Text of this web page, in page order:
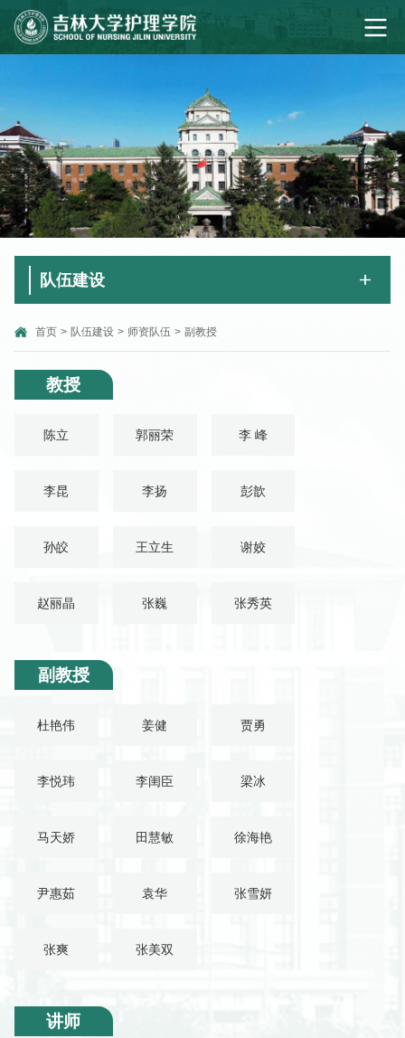
队伍建设
首页 > 队伍建设 > 师资队伍 > 副教授
教授
陈立 郭丽荣 李 峰
李昆 李扬 彭歆
孙皎 王立生 谢姣
赵丽晶 张巍 张秀英
副教授
杜艳伟 姜健 贾勇
李悦玮 李闺臣 梁冰
马天娇 田慧敏 徐海艳
尹惠茹 袁华 张雪妍
张爽 张美双
讲师